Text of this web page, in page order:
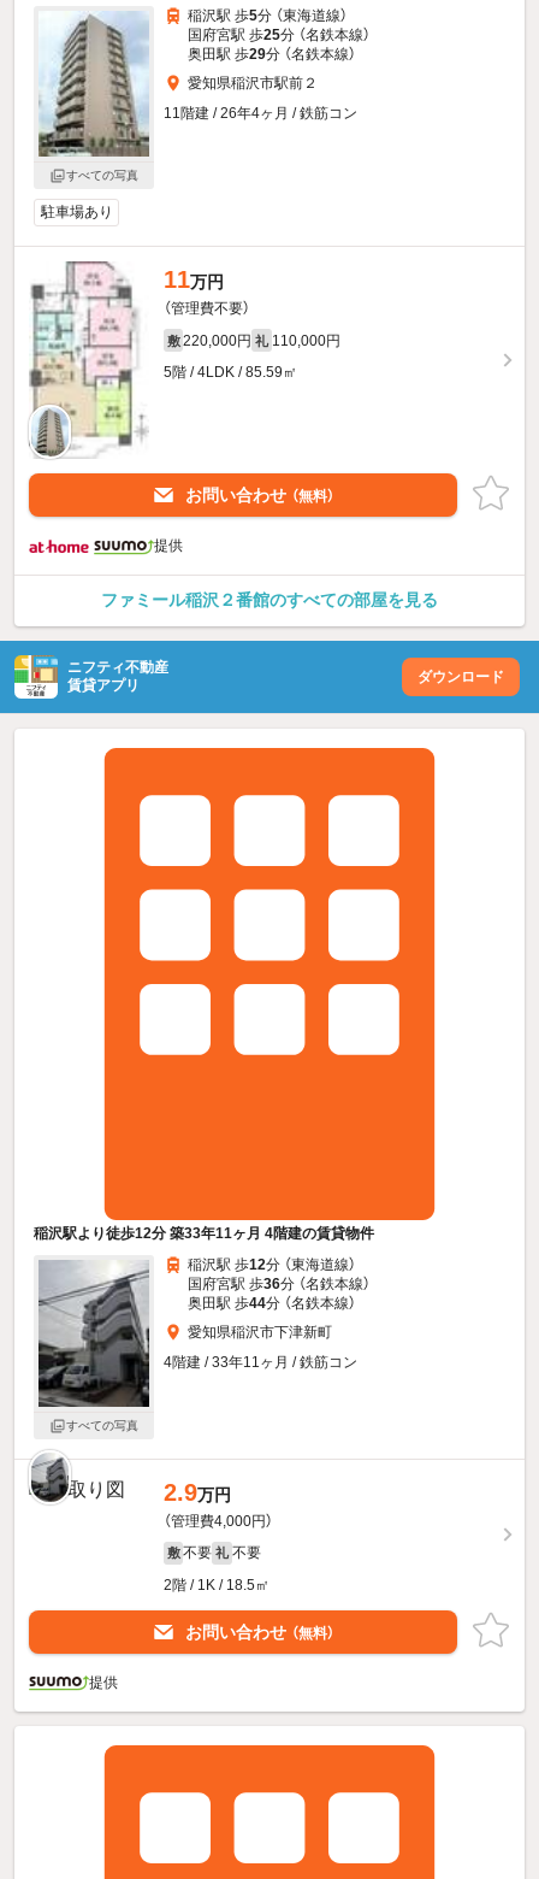
すべての写真
稲沢駅 歩5分 （東海道線）
国府宮駅 歩25分 （名鉄本線）
奥田駅 歩29分 （名鉄本線）
愛知県稲沢市駅前２
11階建 / 26年4ヶ月 / 鉄筋コン
駐車場あり
11万円
（管理費不要）
敷 220,000円 礼 110,000円
5階 / 4LDK / 85.59㎡
お問い合わせ （無料）
提供
ファミール稲沢２番館のすべての部屋を見る
ニフティ不動産
賃貸アプリ
ダウンロード
稲沢駅より徒歩12分 築33年11ヶ月 4階建の賃貸物件
すべての写真
稲沢駅 歩12分 （東海道線）
国府宮駅 歩36分 （名鉄本線）
奥田駅 歩44分 （名鉄本線）
愛知県稲沢市下津新町
4階建 / 33年11ヶ月 / 鉄筋コン
2.9万円
（管理費4,000円）
敷 不要 礼 不要
2階 / 1K / 18.5㎡
お問い合わせ （無料）
提供